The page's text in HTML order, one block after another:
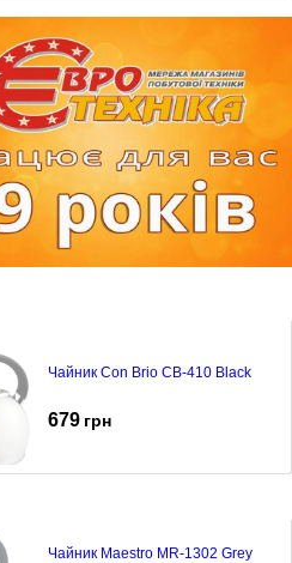
Чайник Con Brio CB-410 Black
679 грн
Чайник Maestro MR-1302 Grey